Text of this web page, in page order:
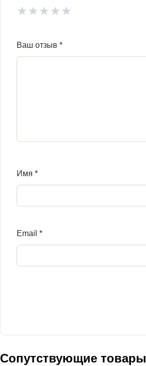
★★★★★
Ваш отзыв *
Имя *
Email *
Сопутствующие товары